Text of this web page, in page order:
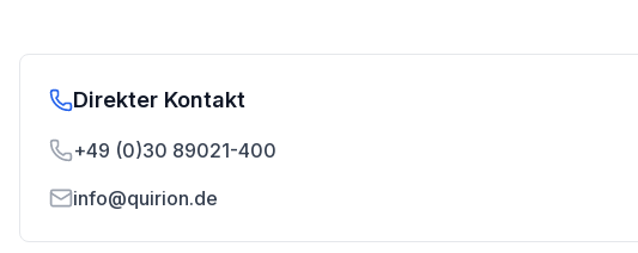
Direkter Kontakt
+49 (0)30 89021-400
info@quirion.de